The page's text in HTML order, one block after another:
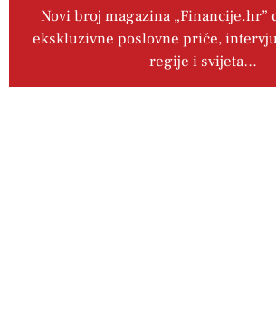
Novi broj magazina „Financije.hr”
ekskluzivne poslovne priče,
regije i svijeta…